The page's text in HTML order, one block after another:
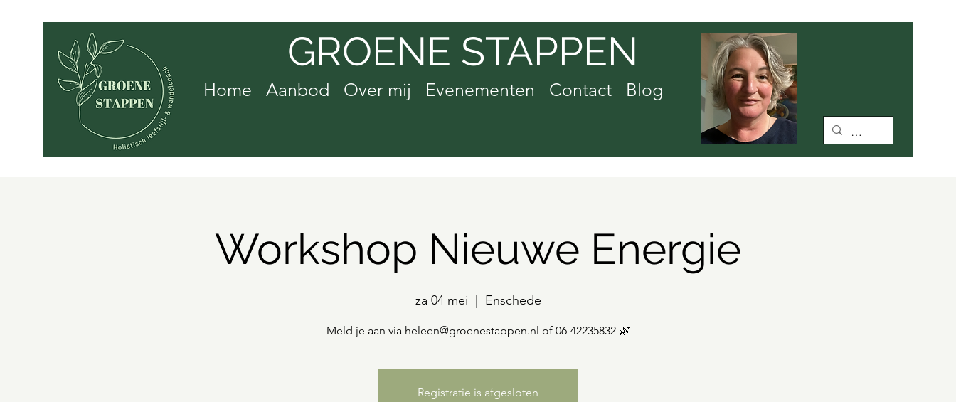
Home Aanbod Over mij Evenementen Contact Blog
GROENE STAPPEN
Workshop Nieuwe Energie
za 04 mei Enschede
Meld je aan via heleen@groenestappen.nl of 06-42235832 🌿
Registratie is afgesloten